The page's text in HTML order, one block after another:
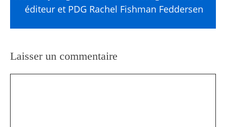
éditeur et PDG Rachel Fishman Feddersen
Laisser un commentaire